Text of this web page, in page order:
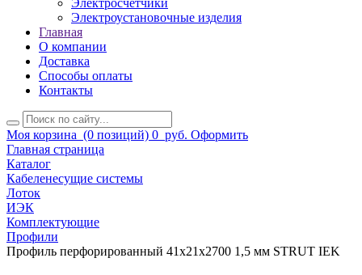
Электросчетчики
Электроустановочные изделия
Главная
О компании
Доставка
Способы оплаты
Контакты
Моя корзина (0 позиций) 0 руб. Оформить
Главная страница
Каталог
Кабеленесущие системы
Лоток
ИЭК
Комплектующие
Профили
Профиль перфорированный 41х21х2700 1,5 мм STRUT IEK